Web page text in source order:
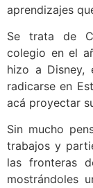
aprendizajes
Se trata de
colegio en el
hizo a Disney,
radicarse en
acá proyectar
Sin mucho
trabajos y
las fronteras
mostrándoles